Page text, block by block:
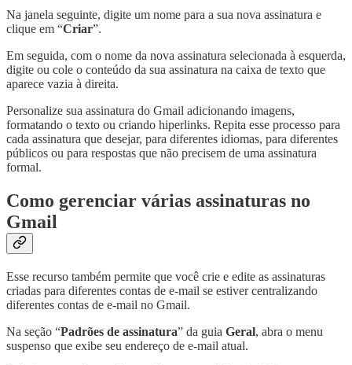
Na janela seguinte, digite um nome para a sua nova assinatura e
clique em “Criar”.
Em seguida, com o nome da nova assinatura selecionada à esquerda,
digite ou cole o conteúdo da sua assinatura na caixa de texto que
aparece vazia à direita.
Personalize sua assinatura do Gmail adicionando imagens,
formatando o texto ou criando hiperlinks. Repita esse processo para
cada assinatura que desejar, para diferentes idiomas, para diferentes
públicos ou para respostas que não precisem de uma assinatura
formal.
Como gerenciar várias assinaturas no
Gmail
Esse recurso também permite que você crie e edite as assinaturas
criadas para diferentes contas de e-mail se estiver centralizando
diferentes contas de e-mail no Gmail.
Na seção “Padrões de assinatura” da guia Geral, abra o menu
suspenso que exibe seu endereço de e-mail atual.